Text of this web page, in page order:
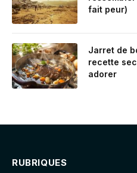
fait peur)
Jarret de
recette
adorer
RUBRIQUES